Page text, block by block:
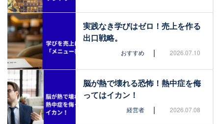
実践なき学びはゼロ！売上を作る
出口戦略。
おすすめ | 2026.07.10
脳が熱で壊れる恐怖！熱中症を侮
ってはイカン！
経営者 | 2026.07.08